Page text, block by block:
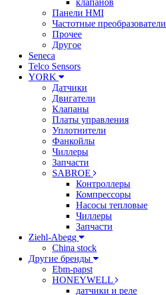
клапанов
Панели HMI
Частотные преобразователи
Прочее
Другое
Seneca
Telco Sensors
YORK
Датчики
Двигатели
Клапаны
Платы управления
Уплотнители
Фанкойлы
Чиллеры
Запчасти
SABROE
Контроллеры
Компрессоры
Насосы тепловые
Чиллеры
Запчасти
Ziehl-Abegg
China stock
Другие бренды
Ebm-papst
HONEYWELL
датчики и реле